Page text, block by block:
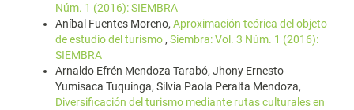
Núm. 1 (2016): SIEMBRA
Aníbal Fuentes Moreno, Aproximación teórica del objeto
de estudio del turismo , Siembra: Vol. 3 Núm. 1 (2016):
SIEMBRA
Arnaldo Efrén Mendoza Tarabó, Jhony Ernesto
Yumisaca Tuquinga, Silvia Paola Peralta Mendoza,
Diversificación del turismo mediante rutas culturales en